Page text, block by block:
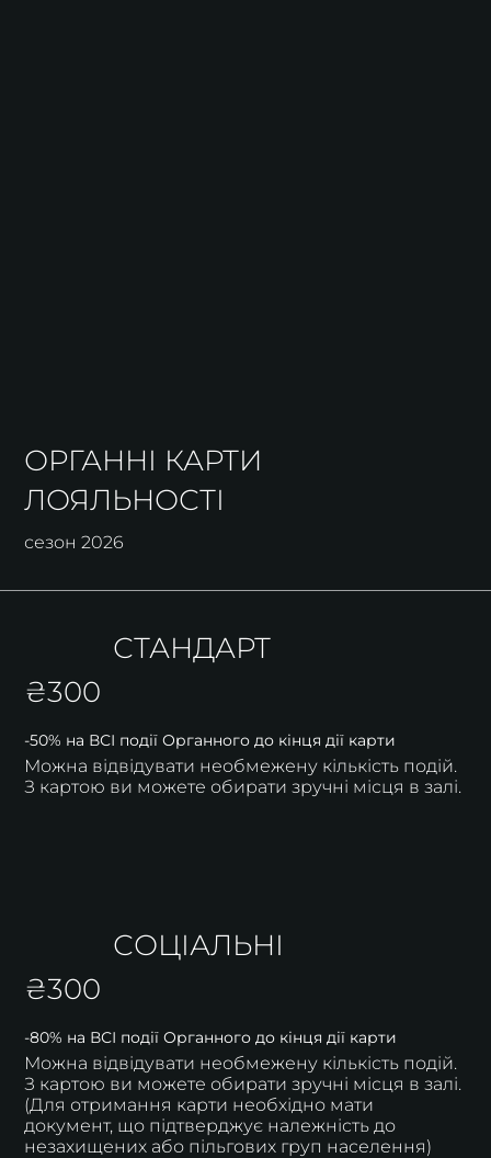
ОРГАННІ КАРТИ
ЛОЯЛЬНОСТІ
сезон 2026
₴300
Можна відвідувати необмежену кількість подій.
З картою ви можете обирати зручні місця в залі.
-50% на ВСІ події Органного до кінця дії карти
СТАНДАРТ
₴300
Можна відвідувати необмежену кількість подій.
З картою ви можете обирати зручні місця в залі.
(Для отримання карти необхідно мати
документ, що підтверджує належність до
незахищених або пільгових груп населення)
-80% на ВСІ події Органного до кінця дії карти
СОЦІАЛЬНІ